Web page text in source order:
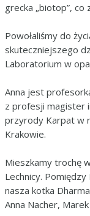
grecka „biotop”, co
Powołaliśmy do
skuteczniejszego
Laboratorium w
Anna jest
z profesji magister
przyrody Karpat w
Krakowie.
Mieszkamy trochę
Lechnicy.
nasza kotka
Anna Nacher,